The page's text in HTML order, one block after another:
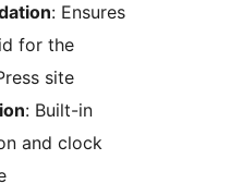
: Ensures
for the
site
: Built-in
and clock